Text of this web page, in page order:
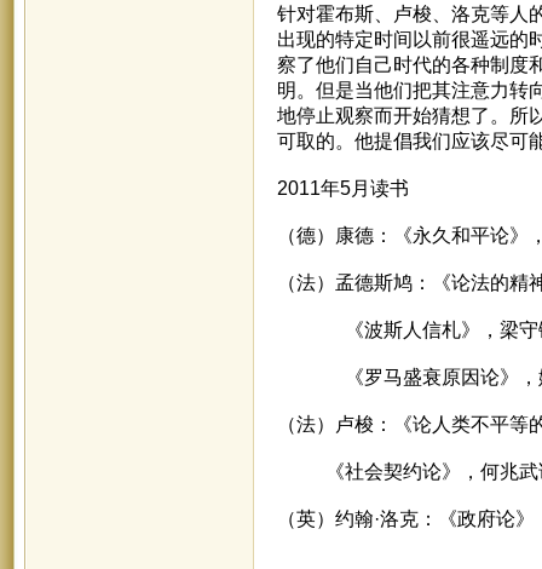
针对霍布斯、卢梭、洛克等人
出现的特定时间以前很遥远的
察了他们自己时代的各种制度
明。但是当他们把其注意力转
地停止观察而开始猜想了。所
可取的。他提倡我们应该尽可
2011年5月读书
（德）康德：《永久和平论》
（法）孟德斯鸠：《论法的精
《波斯人信札》，梁守
《罗马盛衰原因论》，
（法）卢梭：《论人类不平等
《社会契约论》，何兆武
（英）约翰·洛克：《政府论